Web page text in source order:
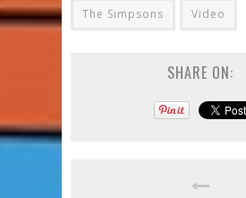
The Simpsons Video
SHARE ON: